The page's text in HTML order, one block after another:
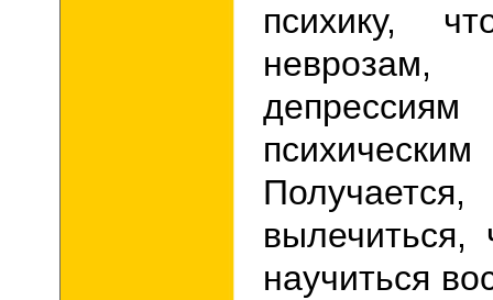
психику,
вылечиться,
научиться